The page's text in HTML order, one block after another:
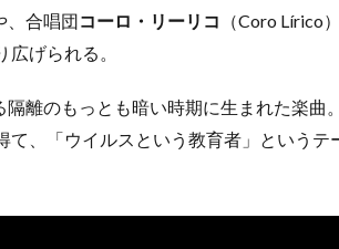
、合唱団コーロ・リーリコ
（Coro Lírico
げられる。
離のもっとも暗い時期に生まれた楽曲
て、「ウイルスという教育者」というテ